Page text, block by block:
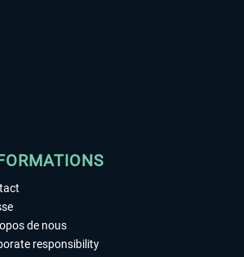
de nous
responsibility